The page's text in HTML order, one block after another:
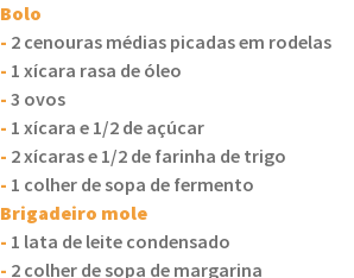
Bolo
- 2 cenouras médias picadas em rodelas
- 1 xícara rasa de óleo
-3 ovos
- 1 xícara e 1/2 de açúcar
- 2 xícaras e 1/2 de farinha de trigo
- 1 colher de sopa de fermento
Brigadeiro mole
- 1 lata de leite condensado
- 2 colher de sopa de margarina